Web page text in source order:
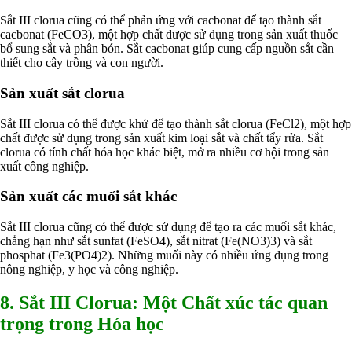
Sắt III clorua cũng có thể phản ứng với cacbonat để tạo thành sắt
cacbonat (FeCO3), một hợp chất được sử dụng trong sản xuất thuốc
bổ sung sắt và phân bón. Sắt cacbonat giúp cung cấp nguồn sắt cần
thiết cho cây trồng và con người.
Sản xuất sắt clorua
Sắt III clorua có thể được khử để tạo thành sắt clorua (FeCl2), một hợp
chất được sử dụng trong sản xuất kim loại sắt và chất tẩy rửa. Sắt
clorua có tính chất hóa học khác biệt, mở ra nhiều cơ hội trong sản
xuất công nghiệp.
Sản xuất các muối sắt khác
Sắt III clorua cũng có thể được sử dụng để tạo ra các muối sắt khác,
chẳng hạn như sắt sunfat (FeSO4), sắt nitrat (Fe(NO3)3) và sắt
phosphat (Fe3(PO4)2). Những muối này có nhiều ứng dụng trong
nông nghiệp, y học và công nghiệp.
8. Sắt III Clorua: Một Chất xúc tác quan
trọng trong Hóa học